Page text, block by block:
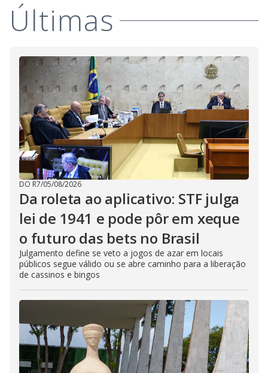
Últimas
DO R7/05/08/2026
Da roleta ao aplicativo: STF julga
lei de 1941 e pode pôr em xeque
o futuro das bets no Brasil
Julgamento define se veto a jogos de azar em locais
públicos segue válido ou se abre caminho para a liberação
de cassinos e bingos